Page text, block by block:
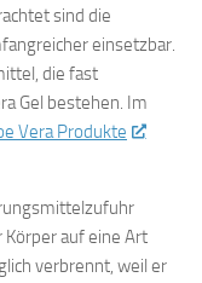
sind die
einsetzbar.
die fast
Gel bestehen. Im
Vera Produkte
Körper auf eine Art
verbrennt, weil er